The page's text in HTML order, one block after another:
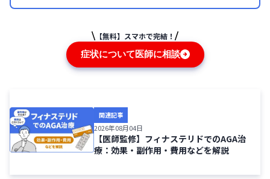
【無料】スマホで完結！
症状について医師に相談
関連記事
2026年08月04日
【医師監修】フィナステリドでのAGA治
療：効果・副作用・費用などを解説